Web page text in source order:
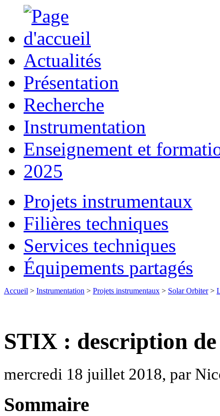
Actualités
Présentation
Recherche
Instrumentation
Enseignement et
2025
Projets instrumentaux
Filières techniques
Services techniques
Équipements partagés
Accueil > Instrumentation > Projets instrumentaux > Solar Orbiter>
STIX : description
mercredi 18 juillet 2018, par
Sommaire